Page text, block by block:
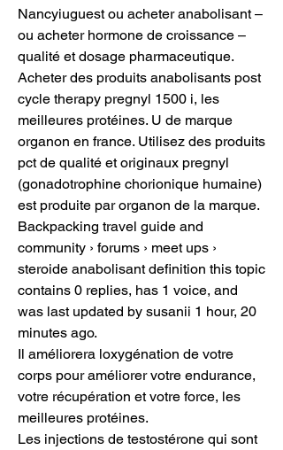
Nancyiuguest ou acheter anabolisant –
ou acheter hormone de croissance –
qualité et dosage pharmaceutique.
Acheter des produits anabolisants post
cycle therapy pregnyl 1500 i, les
meilleures protéines. U de marque
organon en france. Utilisez des produits
pct de qualité et originaux pregnyl
(gonadotrophine chorionique humaine)
est produite par organon de la marque.
Backpacking travel guide and
community › forums › meet ups ›
steroide anabolisant definition this topic
contains 0 replies, has 1 voice, and
was last updated by susanii 1 hour, 20
minutes ago.
Il améliorera loxygénation de votre
corps pour améliorer votre endurance,
votre récupération et votre force, les
meilleures protéines.
Les injections de testostérone qui sont